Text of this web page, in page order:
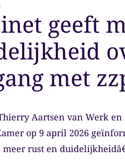
& Loonadvies
& Bedrijfsadvies
geeft
met
Aartsen van Werk en
op 9 april 2026
rust en